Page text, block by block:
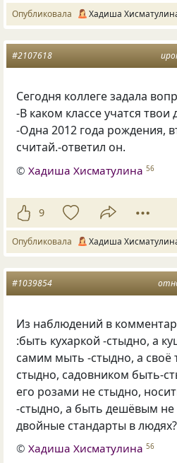
Опубликовала Хадиша
#2107618
Сегодня коллеге задала
-В каком классе учатся твои
-Одна 2012 года рождения,
считай.-ответил он.
©Хадиша Хисматулина 56
9
Опубликовала Хадиша
#1039854
Из наблюдений в
:быть кухаркой -стыдно, а
самим мыть -стыдно, а
стыдно, садовником быть-
его розами не стыдно,
-стыдно, а быть дешёвым не
двойные стандарты в людях?
©Хадиша Хисматулина 56